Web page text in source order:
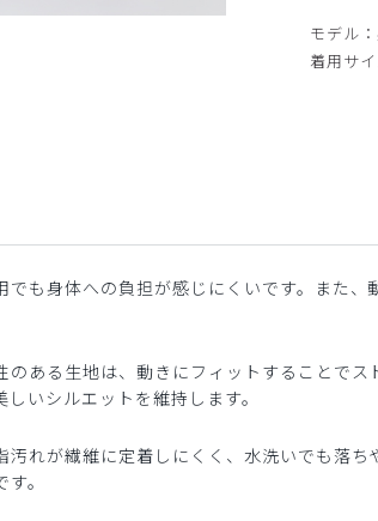
モデル
着用サ
でも身体への負担が感じにくいです。また
のある生地は、動きにフィットすることで
しいシルエットを維持します。
汚れが繊維に定着しにくく、水洗いでも落
。